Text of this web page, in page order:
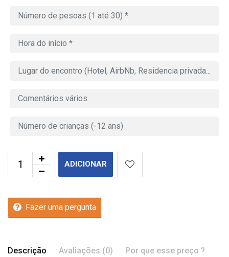
ADICIONAR
Fazer uma pergunta
Descrição Avaliações (0) Por que esse preço ?